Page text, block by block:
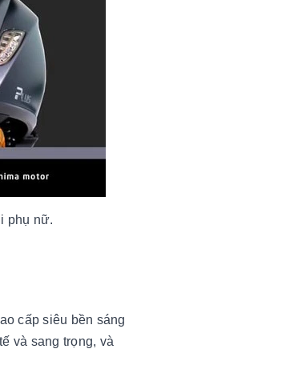
phụ nữ.
cấp siêu bền sáng
và sang trọng, và